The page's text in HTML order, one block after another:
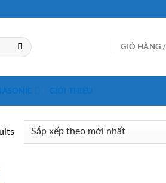
GIỎ HÀNG /
GIỚI THIỆU